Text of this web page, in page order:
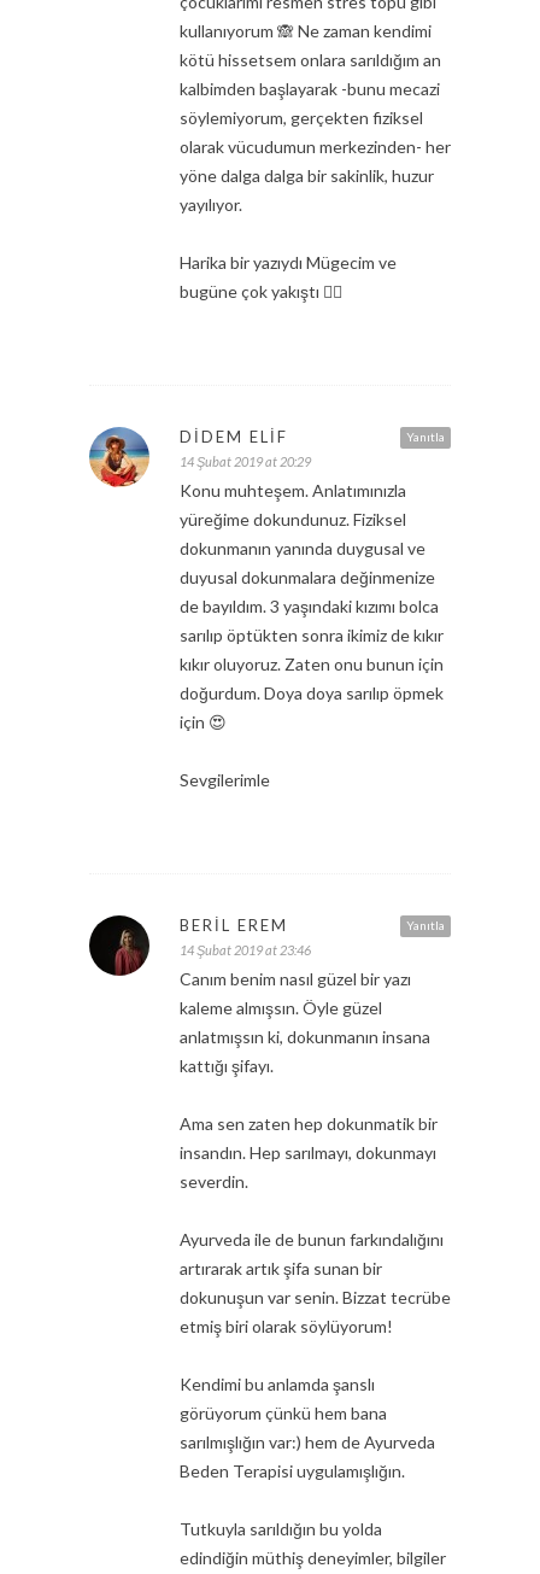
kullanıyorum 🙈 Ne zaman kendimi
kötü hissetsem onlara sarıldığım an
kalbimden başlayarak -bunu mecazi
söylemiyorum, gerçekten fiziksel
olarak vücudumun merkezinden- her
yöne dalga dalga bir sakinlik, huzur
yayılıyor.
Harika bir yazıydı Mügecim ve
bugüne çok yakıştı 👌🏻
Yanıtla
DIDEM ELIF
14 Şubat 2019 at 20:29
Konu muhteşem. Anlatımınızla
yüreğime dokundunuz. Fiziksel
dokunmanın yanında duygusal ve
duyusal dokunmalara değinmenize
de bayıldım. 3 yaşındaki kızımı bolca
sarılıp öptükten sonra ikimiz de kıkır
kıkır oluyoruz. Zaten onu bunun için
doğurdum. Doya doya sarılıp öpmek
için 😍
Sevgilerimle
Yanıtla
BERIL EREM
14 Şubat 2019 at 23:46
Canım benim nasıl güzel bir yazı
kaleme almışsın. Öyle güzel
anlatmışsın ki, dokunmanın insana
kattığı şifayı.
Ama sen zaten hep dokunmatik bir
insandın. Hep sarılmayı, dokunmayı
severdin.
Ayurveda ile de bunun farkındalığını
artırarak artık şifa sunan bir
dokunuşun var senin. Bizzat tecrübe
etmiş biri olarak söylüyorum!
Kendimi bu anlamda şanslı
görüyorum çünkü hem bana
sarılmışlığın var:) hem de Ayurveda
Beden Terapisi uygulamışlığın.
Tutkuyla sarıldığın bu yolda
edindiğin müthiş deneyimler, bilgiler